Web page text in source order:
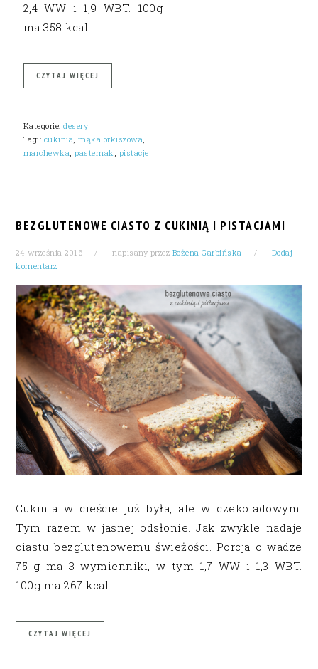
2,4 WW i 1,9 WBT. 100g
ma 358 kcal. …
CZYTAJ WIĘCEJ
Kategorie:desery
Tagi: cukinia,mąka orkiszowa,
marchewka,pasternak , pistacje
BEZGLUTENOWE CIASTO Z CUKINIĄ I PISTACJAMI
24 września 2016 napisany przez Bożena Garbińska
Dodaj
komentarz
Cukinia w cieście już była, ale w czekoladowym.
Tym razem w jasnej odsłonie. Jak zwykle nadaje
ciastu bezglutenowemu świeżości. Porcja o wadze
75 g ma 3 wymienniki, w tym 1,7 WW i 1,3 WBT.
100g ma 267 kcal. …
CZYTAJ WIĘCEJ